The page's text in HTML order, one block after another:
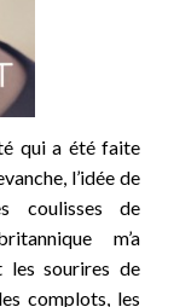
qui a été faite
l’idée de
coulisses de
m’a
les sourires de
complots, les